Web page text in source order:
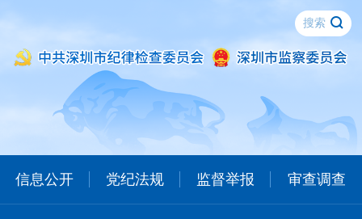
信息公开 党纪法规 监督举报 审查调查